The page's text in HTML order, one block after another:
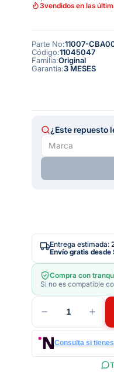
3vendidos en las
Parte No:11007-
Código:11045047
Familia:Original
Garantía:3 MESES
¿Este repuesto
Entrega estimada:
Envío gratis desde
Compra con
Si no es compatible
1
Consulta si